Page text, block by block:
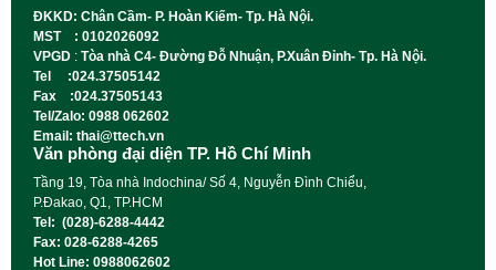
ĐKKD: Chân Cầm- P. Hoàn Kiếm- Tp. Hà Nội.
MST : 0102026092
VPGD : Tòa nhà C4- Đường Đỗ Nhuận, P.Xuân Đỉnh- Tp. Hà Nội.
Tel :024.37505142
Fax :024.37505143
Tel/Zalo: 0988 062602
Email: thai@ttech.vn
Văn phòng đại diện TP. Hồ Chí Minh
Tầng 19, Tòa nhà Indochina/ Số 4, Nguyễn Đình Chiểu,
P.Đakao, Q1, TP.HCM
Tel: (028)-6288-4442
Fax: 028-6288-4265
Hot Line: 0988062602